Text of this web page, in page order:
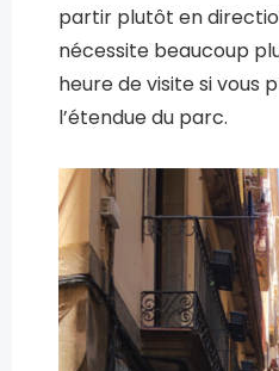
partir plutôt en
nécessite beaucoup
heure de visite si vous
l’étendue du parc.